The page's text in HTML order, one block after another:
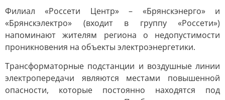
Филиал «Россети Центр» – «Брянскэнерго» и
«Брянскэлектро» (входит в группу «Россети»)
напоминают жителям региона о недопустимости
проникновения на объекты электроэнергетики.
Трансформаторные подстанции и воздушные линии
электропередачи являются местами повышенной
опасности, которые постоянно находятся под